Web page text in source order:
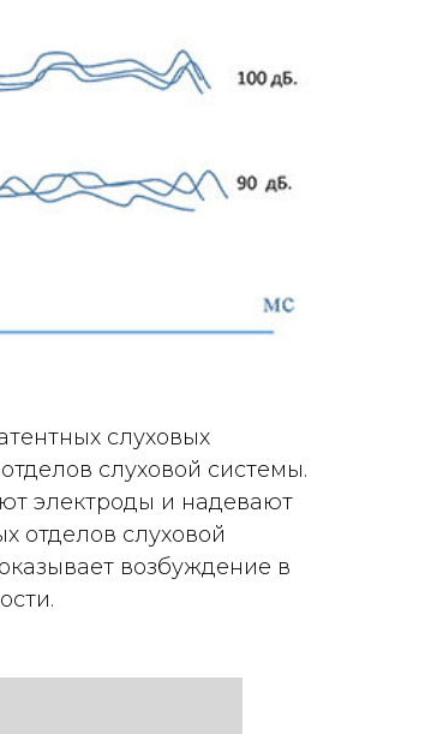
слуховых
слуховой системы.
электроды и надевают
отделов слуховой
возбуждение в